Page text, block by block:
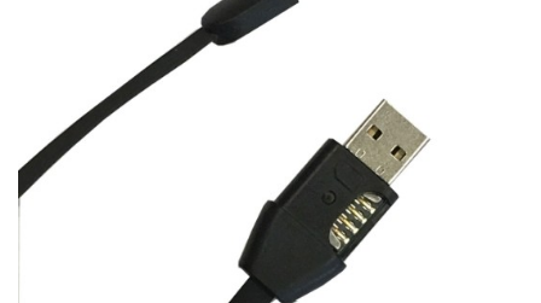
Φωτοβολταικά-
Ενέργεια
Gadgets
Υγεία